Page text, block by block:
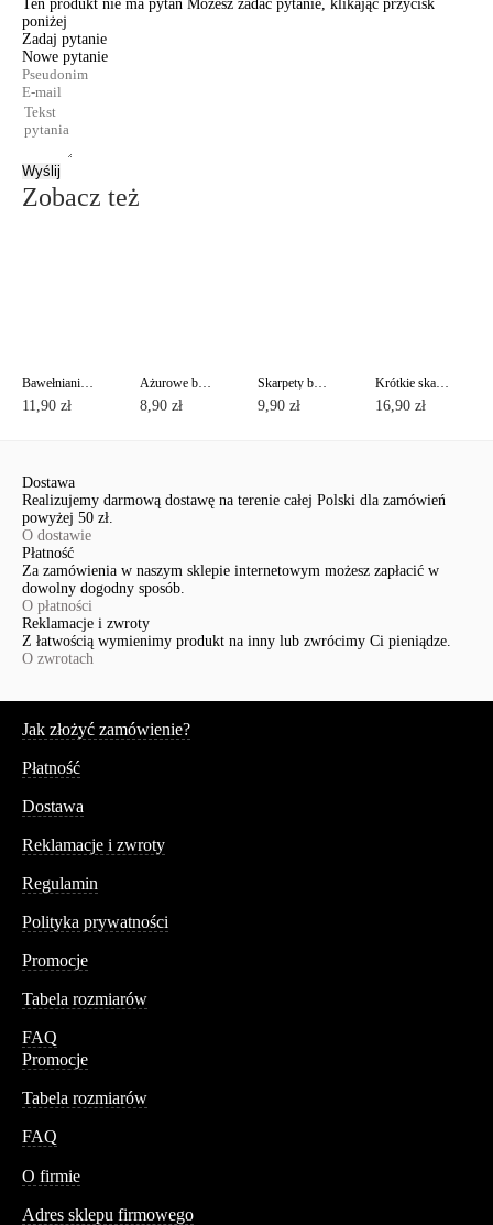
Ten produkt nie ma pytań Możesz zadać pytanie, klikając przycisk
poniżej
Zadaj pytanie
Nowe pytanie
Wyślij
Zobacz też
Bawełnianie skarpety CLASSIC
11,90 zł
Ażurowe bawełniane skarpety CLASSIC z pikotem
8,90 zł
Skarpety bawełniane z lureksem CLASSIC
9,90 zł
Krótkie skarpety bawełniane ACTIVE z stopa frotte
16,90 zł
Dostawa
Realizujemy darmową dostawę na terenie całej Polski dla zamówień
powyżej 50 zł.
O dostawie
Płatność
Za zamówienia w naszym sklepie internetowym możesz zapłacić w
dowolny dogodny sposób.
O płatności
Reklamacje i zwroty
Z łatwością wymienimy produkt na inny lub zwrócimy Ci pieniądze.
O zwrotach
Jak złożyć zamówienie?
Płatność
Dostawa
Reklamacje i zwroty
Regulamin
Polityka prywatności
Promocje
Tabela rozmiarów
FAQ
Promocje
Tabela rozmiarów
FAQ
O firmie
Adres sklepu firmowego